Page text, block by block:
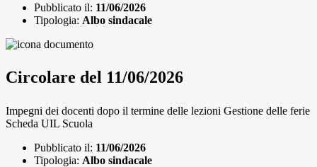
Pubblicato il: 11/06/2026
Tipologia: Albo sindacale
Circolare del 11/06/2026
Impegni dei docenti dopo il termine delle lezioni Gestione delle ferie
Scheda UIL Scuola
Pubblicato il: 11/06/2026
Tipologia: Albo sindacale